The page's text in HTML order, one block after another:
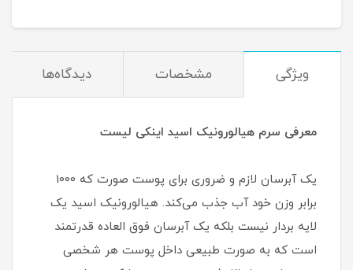
ویژگی مشخصات دیدگاه‌ها
معرفی سرم هیالورونیک اسید اینکی لیست
یک آبرسان لازم و ضروری برای پوست صورت که 1000
برابر وزن خود آب جذب می‌کند. هیالورونیک اسید یک
لایه بردار نیست بلکه یک آبرسان فوق العاده قدرتمند
است که به صورت طبیعی داخل پوست هر شخصی